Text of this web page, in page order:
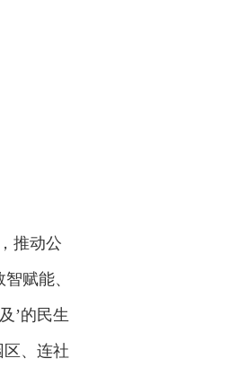
推动公
赋能、
’的民生
、连社